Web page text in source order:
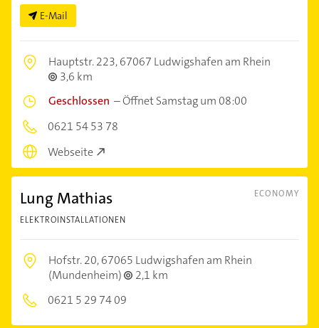
E-Mail
Hauptstr. 223,67067 Ludwigshafen am Rhein
3,6 km
Geschlossen –Öffnet Samstag um 08:00
0621 54 53 78
Webseite
ECONOMY
Lung Mathias
ELEKTROINSTALLATIONEN
Hofstr. 20,67065 Ludwigshafen am Rhein
(Mundenheim)
2,1 km
0621 5 29 74 09